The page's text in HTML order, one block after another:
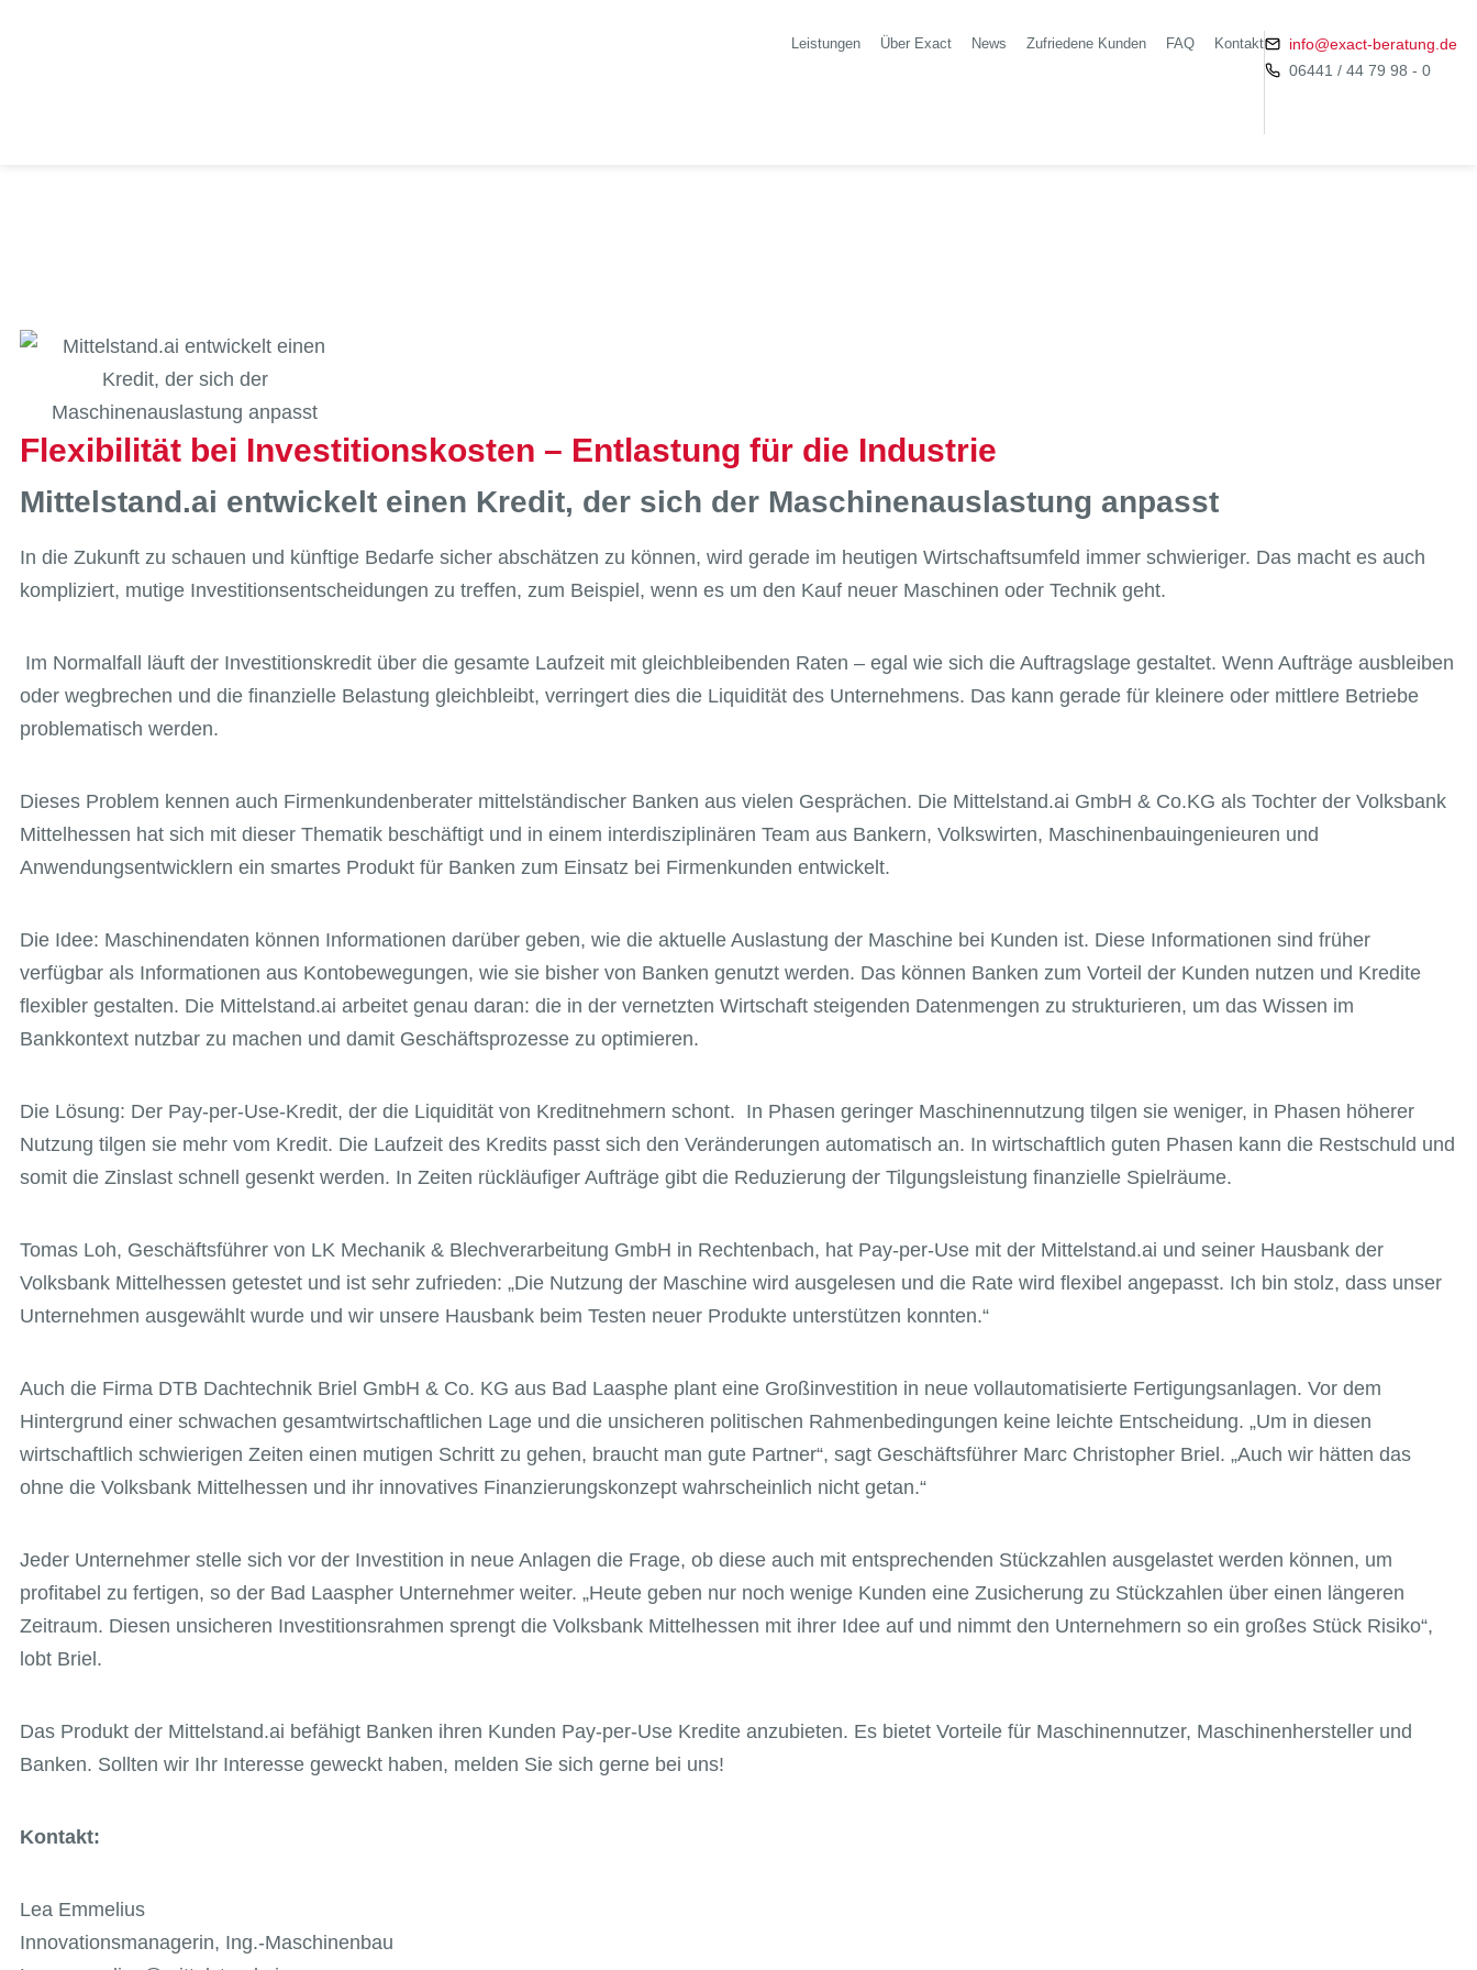
Leistungen Über Exact News Zufriedene Kunden FAQ Kontakt
info@exact-beratung.de
06441 / 44 79 98 - 0
Flexibilität bei Investitionskosten – Entlastung für die Industrie
Mittelstand.ai entwickelt einen Kredit, der sich der Maschinenauslastung anpasst
In die Zukunft zu schauen und künftige Bedarfe sicher abschätzen zu können, wird gerade im heutigen Wirtschaftsumfeld immer schwieriger. Das macht es auch
kompliziert, mutige Investitionsentscheidungen zu treffen, zum Beispiel, wenn es um den Kauf neuer Maschinen oder Technik geht.
Im Normalfall läuft der Investitionskredit über die gesamte Laufzeit mit gleichbleibenden Raten – egal wie sich die Auftragslage gestaltet. Wenn Aufträge ausbleiben
oder wegbrechen und die finanzielle Belastung gleichbleibt, verringert dies die Liquidität des Unternehmens. Das kann gerade für kleinere oder mittlere Betriebe
problematisch werden.
Dieses Problem kennen auch Firmenkundenberater mittelständischer Banken aus vielen Gesprächen. Die Mittelstand.ai GmbH & Co.KG als Tochter der Volksbank
Mittelhessen hat sich mit dieser Thematik beschäftigt und in einem interdisziplinären Team aus Bankern, Volkswirten, Maschinenbauingenieuren und
Anwendungsentwicklern ein smartes Produkt für Banken zum Einsatz bei Firmenkunden entwickelt.
Die Idee: Maschinendaten können Informationen darüber geben, wie die aktuelle Auslastung der Maschine bei Kunden ist. Diese Informationen sind früher
verfügbar als Informationen aus Kontobewegungen, wie sie bisher von Banken genutzt werden. Das können Banken zum Vorteil der Kunden nutzen und Kredite
flexibler gestalten. Die Mittelstand.ai arbeitet genau daran: die in der vernetzten Wirtschaft steigenden Datenmengen zu strukturieren, um das Wissen im
Bankkontext nutzbar zu machen und damit Geschäftsprozesse zu optimieren.
Die Lösung: Der Pay-per-Use-Kredit, der die Liquidität von Kreditnehmern schont. In Phasen geringer Maschinennutzung tilgen sie weniger, in Phasen höherer
Nutzung tilgen sie mehr vom Kredit. Die Laufzeit des Kredits passt sich den Veränderungen automatisch an. In wirtschaftlich guten Phasen kann die Restschuld und
somit die Zinslast schnell gesenkt werden. In Zeiten rückläufiger Aufträge gibt die Reduzierung der Tilgungsleistung finanzielle Spielräume.
Tomas Loh, Geschäftsführer von LK Mechanik & Blechverarbeitung GmbH in Rechtenbach, hat Pay-per-Use mit der Mittelstand.ai und seiner Hausbank der
Volksbank Mittelhessen getestet und ist sehr zufrieden: „Die Nutzung der Maschine wird ausgelesen und die Rate wird flexibel angepasst. Ich bin stolz, dass unser
Unternehmen ausgewählt wurde und wir unsere Hausbank beim Testen neuer Produkte unterstützen konnten.“
Auch die Firma DTB Dachtechnik Briel GmbH & Co. KG aus Bad Laasphe plant eine Großinvestition in neue vollautomatisierte Fertigungsanlagen. Vor dem
Hintergrund einer schwachen gesamtwirtschaftlichen Lage und die unsicheren politischen Rahmenbedingungen keine leichte Entscheidung. „Um in diesen
wirtschaftlich schwierigen Zeiten einen mutigen Schritt zu gehen, braucht man gute Partner“, sagt Geschäftsführer Marc Christopher Briel. „Auch wir hätten das
ohne die Volksbank Mittelhessen und ihr innovatives Finanzierungskonzept wahrscheinlich nicht getan.“
Jeder Unternehmer stelle sich vor der Investition in neue Anlagen die Frage, ob diese auch mit entsprechenden Stückzahlen ausgelastet werden können, um
profitabel zu fertigen, so der Bad Laaspher Unternehmer weiter. „Heute geben nur noch wenige Kunden eine Zusicherung zu Stückzahlen über einen längeren
Zeitraum. Diesen unsicheren Investitionsrahmen sprengt die Volksbank Mittelhessen mit ihrer Idee auf und nimmt den Unternehmern so ein großes Stück Risiko“,
lobt Briel.
Das Produkt der Mittelstand.ai befähigt Banken ihren Kunden Pay-per-Use Kredite anzubieten. Es bietet Vorteile für Maschinennutzer, Maschinenhersteller und
Banken. Sollten wir Ihr Interesse geweckt haben, melden Sie sich gerne bei uns!
Kontakt:
Lea Emmelius
Innovationsmanagerin, Ing.-Maschinenbau